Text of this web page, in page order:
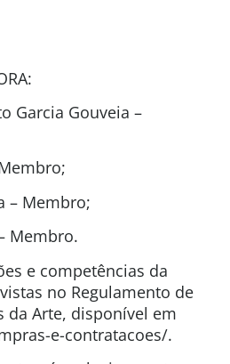
Garcia Gouveia –
– Membro;
Membro.
e competências da
no Regulamento de
da Arte, disponível em
e-contratacoes/.